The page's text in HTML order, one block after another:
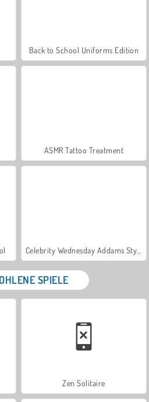
Back to School Uniforms Edition
ASMR Tattoo Treatment
SPIELE
Zen Solitaire